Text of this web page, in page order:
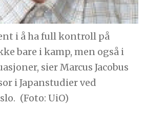
i å ha full kontroll på
bare i kamp, men også i
sier Marcus Jacobus
i Japanstudier ved
(Foto: UiO)